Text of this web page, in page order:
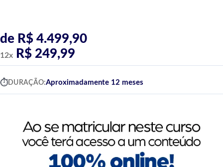
de R$ 4.499,90
12x R$ 249,99
DURAÇÃO:Aproximadamente 12 meses